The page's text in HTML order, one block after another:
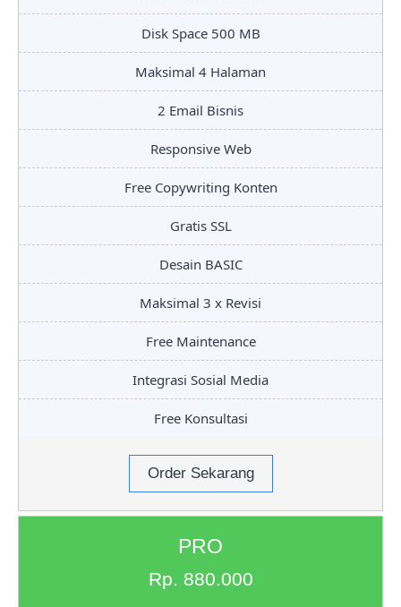
Disk Space 500 MB
Maksimal 4 Halaman
2 Email Bisnis
Responsive Web
Free Copywriting Konten
Gratis SSL
Desain BASIC
Maksimal 3 x Revisi
Free Maintenance
Integrasi Sosial Media
Free Konsultasi
Order Sekarang
PRO
Rp. 880.000